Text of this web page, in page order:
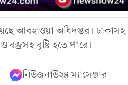
আবহাওয়া অধিদপ্তর। ঢাকাসহ
বজ্রসহ বৃষ্টি হতে পারে।
নিউজনাউ২৪ ম্যাসেঞ্জার